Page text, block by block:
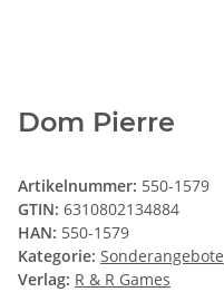
Dom Pierre
Artikelnummer: 550-1579
GTIN: 6310802134884
HAN: 550-1579
Kategorie: Sonderangebote
Verlag: R & R Games